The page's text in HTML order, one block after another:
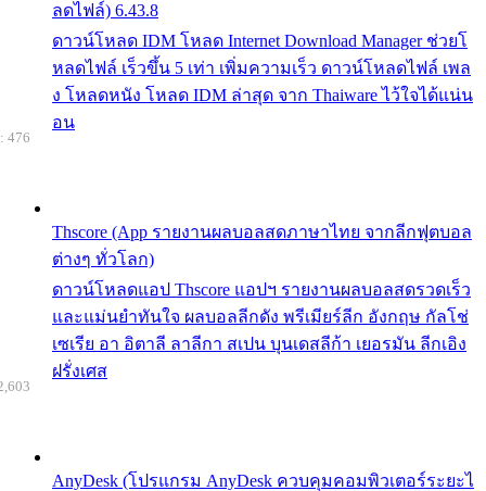
ลดไฟล์) 6.43.8
ดาวน์โหลด IDM โหลด Internet Download Manager ช่วยโ
หลดไฟล์ เร็วขึ้น 5 เท่า เพิ่มความเร็ว ดาวน์โหลดไฟล์ เพล
ง โหลดหนัง โหลด IDM ล่าสุด จาก Thaiware ไว้ใจได้แน่น
อน
Thscore (App รายงานผลบอลสดภาษาไทย จากลีกฟุตบอล
ต่างๆ ทั่วโลก)
ดาวน์โหลดแอป Thscore แอปฯ รายงานผลบอลสดรวดเร็ว
และแม่นยำทันใจ ผลบอลลีกดัง พรีเมียร์ลีก อังกฤษ กัลโช่
เซเรีย อา อิตาลี ลาลีกา สเปน บุนเดสลีก้า เยอรมัน ลีกเอิง
ฝรั่งเศส
476
AnyDesk (โปรแกรม AnyDesk ควบคุมคอมพิวเตอร์ระยะไ